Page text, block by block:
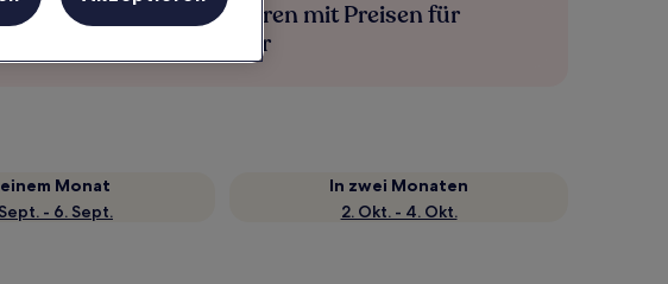
Mehr sparen mit Preisen für
Mitglieder
Monat
- 6. Sept.
In zwei Monaten
2. Okt. - 4. Okt.